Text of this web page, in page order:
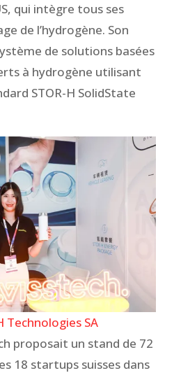
qui intègre tous ses
de l’hydrogène. Son
de solutions basées
à hydrogène utilisant
STOR-H SolidState
Technologies SA
proposait un stand de 72
18 startups suisses dans